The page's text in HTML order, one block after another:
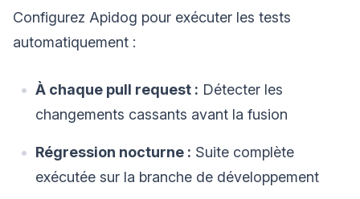
Configurez Apidog pour exécuter les tests
automatiquement :
À chaque pull request : Détecter les
changements cassants avant la fusion
Régression nocturne : Suite complète
exécutée sur la branche de développement